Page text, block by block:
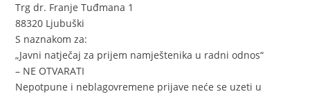
Trg dr. Franje Tuđmana 1
88320 Ljubuški
S naznakom za:
„Javni natječaj za prijem namještenika u radni odnos“
– NE OTVARATI
Nepotpune i neblagovremene prijave neće se uzeti u